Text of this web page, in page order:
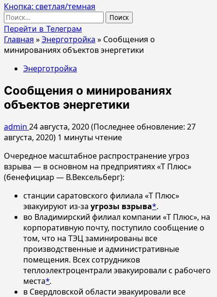
Кнопка: светлая/темная
Найти:
Перейти в Телеграм
Главная »Энерготройка » Сообщения о
минированиях объектов энергетики
Энерготройка
Сообщения о минированиях
объектов энергетики
admin 24 августа, 2020 (Последнее обновление: 27
августа, 2020) 1 минуты чтение
Очередное масштабное распространение угроз
взрыва — в основном на предприятиях «Т Плюс»
(бенефициар — В.Вексельберг):
станции саратовского филиала «Т Плюс»
эвакуируют из-за угрозы взрыва*.
во Владимирский филиал компании «Т Плюс», на
корпоративную почту, поступило сообщение о
том, что на ТЭЦ заминированы все
производственные и административные
помещения. Всех сотрудников
теплоэлектроцентрали эвакуировали с рабочего
места*.
в Свердловской области эвакуировали все